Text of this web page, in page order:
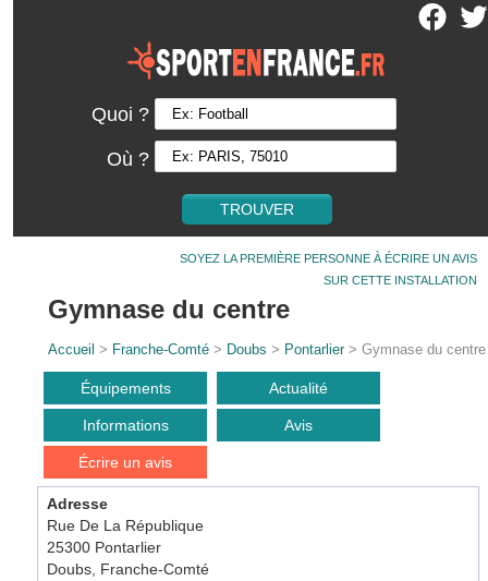
Quoi ?
Où ?
SOYEZ LA PREMIÈRE PERSONNE À ÉCRIRE UN AVIS
SUR CETTE INSTALLATION
Gymnase du centre
Accueil > Franche-Comté > Doubs > Pontarlier> Gymnase du centre
Équipements Actualité
Informations Avis
Écrire un avis
Adresse
Rue De La République
25300 Pontarlier
Doubs, Franche-Comté